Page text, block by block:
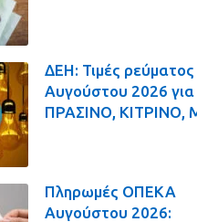
ΔΕΗ: Τιμές ρεύματος
Αυγούστου 2026 για
ΠΡΑΣΙΝΟ, ΚΙΤΡΙΝΟ,
Πληρωμές ΟΠΕΚΑ
Αυγούστου 2026: